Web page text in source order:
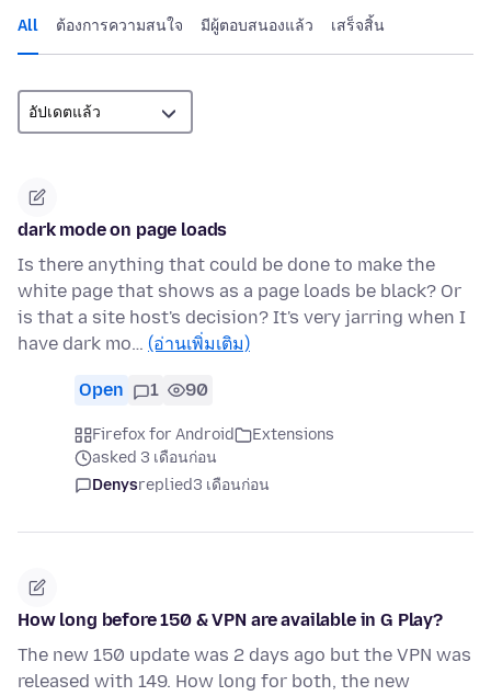
All ต้องการความสนใจ มีผู้ตอบสนองแล้ว เสร็จสิ้น
dark mode on page loads
Is there anything that could be done to make the
white page that shows as a page loads be black? Or
is that a site host's decision? It's very jarring when I
have dark mo… (อ่านเพิ่มเติม)
Open 1 90
Firefox for Android
Extensions
asked 3 เดือนก่อน
Denysreplied3 เดือนก่อน
How long before 150 & VPN are available in G Play?
The new 150 update was 2 days ago but the VPN was
released with 149. How long for both, the new